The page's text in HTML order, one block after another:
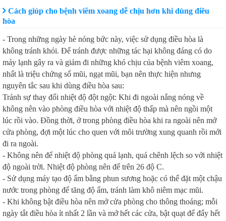
Cách giúp cho bệnh viêm xoang dễ chịu hơn khi dùng điều
hòa
- Trong những ngày hè nóng bức này, việc sử dụng điều hòa là
không tránh khỏi. Để tránh được những tác hại không đáng có do
máy lạnh gây ra và giảm đi những khó chịu của bệnh viêm xoang,
nhất là triệu chứng sổ mũi, ngạt mũi, bạn nên thực hiện nhưng
nguyên tắc sau khi dùng điều hòa sau:
Tránh sự thay đổi nhiệt độ đột ngột: Khi đi ngoài nắng nóng về
không nên vào phòng điều hòa với nhiệt độ thấp mà nên ngồi một
lúc rồi vào. Đồng thời, ở trong phòng điều hòa khi ra ngoài nên mở
cửa phòng, đợi một lúc cho quen với môi trường xung quanh rồi mới
đi ra ngoài.
- Không nên để nhiệt độ phòng quá lạnh, quá chênh lệch so với nhiệt
độ ngoài trời. Nhiệt độ phòng nên để trên 26 độ C.
- Sử dụng máy tạo độ ẩm bằng phun sương hoặc có thể đặt một chậu
nước trong phòng để tăng độ ẩm, tránh làm khô niêm mạc mũi.
- Khi không bật điều hòa nên mở cửa phòng cho thông thoáng; mỗi
ngày tắt điều hòa ít nhất 2 lần và mở hết các cửa, bật quạt để đẩy hết